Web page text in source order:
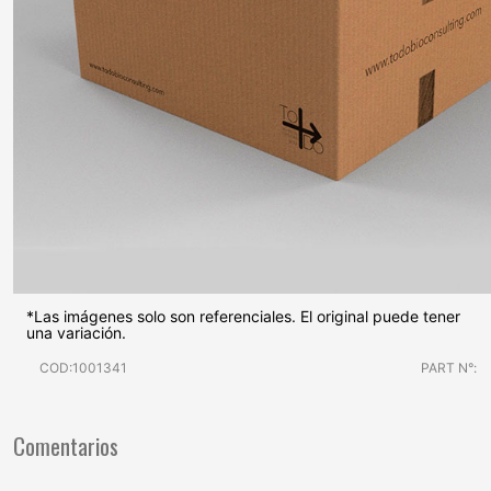
*Las imágenes solo son referenciales. El original puede tener
una variación.
COD:1001341 PART N°:
Comentarios